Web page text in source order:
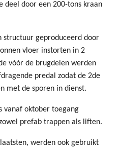
deel door een 200-tons kraan
structuur geproduceerd door
vloer instorten in 2
vóór de brugdelen werden
predal zodat de 2de
met de sporen in dienst.
vanaf oktober toegang
prefab trappen als liften.
werden ook gebruikt